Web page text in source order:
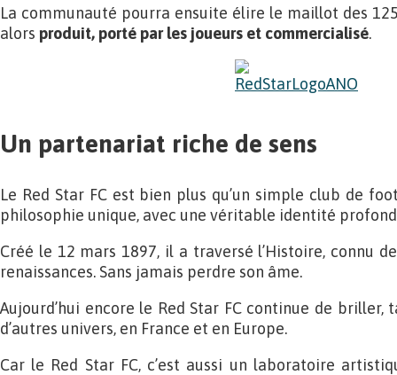
La communauté pourra ensuite élire le maillot des
alors produit, porté par les joueurs et commercialisé.
Un partenariat riche de sens
Le Red Star FC est bien plus qu’un simple club de
philosophie unique, avec une véritable identité
Créé le 12 mars 1897, il a traversé l’Histoire, connu
renaissances. Sans jamais perdre son âme.
Aujourd’hui encore le Red Star FC continue de
d’autres univers, en France et en Europe.
Car le Red Star FC, c’est aussi un laboratoire